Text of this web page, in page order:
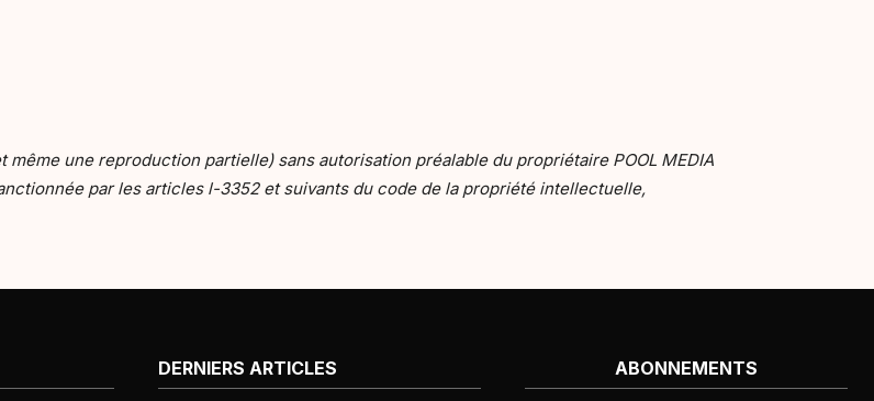
une reproduction partielle) sans autorisation préalable du propriétaire POOL MEDIA
par les articles l-3352 et suivants du code de la propriété intellectuelle,
DERNIERS ARTICLES ABONNEMENTS